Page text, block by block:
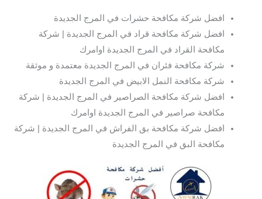
افضل شركة مكافحة حشرات في المرج الجديدة
افضل شركة مكافحة قراد في المرج الجديدة | شركة
مكافحة القراد في المرج الجديدة اوامرك
شركة مكافحة فئران في المرج الجديدة معتمدة و موثقة
شركة مكافحة النمل الابيض في المرج الجديدة
افضل شركة مكافحة الصراصير في المرج الجديدة | شركة
مكافحة صراصير في المرج الجديدة اوامرك
افضل شركة مكافحة بق الفراش في المرج الجديدة | شركة
مكافحة البق في المرج الجديدة